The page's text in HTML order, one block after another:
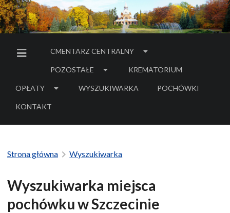
MENU BOCZNE
CMENTARZ CENTRALNY
POZOSTAŁE KREMATORIUM
OPŁATY WYSZUKIWARKA POCHÓWKI
- LINK DO SERWISU
KONTAKT
Strona główna Wyszukiwarka
Wyszukiwarka miejsca
pochówku w Szczecinie